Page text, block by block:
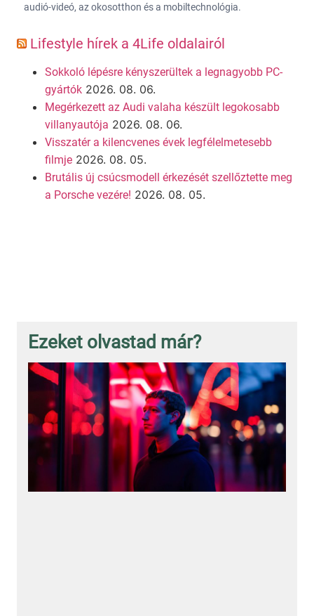
audió-videó, az okosotthon és a mobiltechnológia.
Lifestyle hírek a 4Life oldalairól
Sokkoló lépésre kényszerültek a legnagyobb PC-
gyártók 2026. 08. 06.
Megérkezett az Audi valaha készült legokosabb
villanyautója 2026. 08. 06.
Visszatér a kilencvenes évek legfélelmetesebb
filmje 2026. 08. 05.
Brutális új csúcsmodell érkezését szellőztette meg
a Porsche vezére! 2026. 08. 05.
Ezeket olvastad már?